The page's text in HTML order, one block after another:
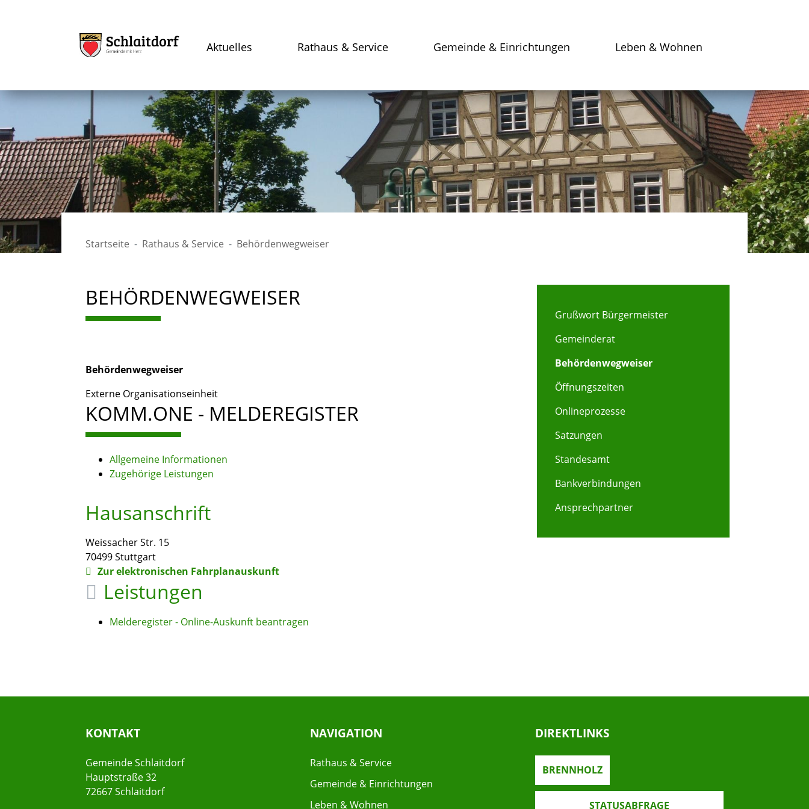
Aktuelles Rathaus & Service Gemeinde & Einrichtungen Leben & Wohnen
Startseite Rathaus & Service Behördenwegweiser
BEHÖRDENWEGWEISER
Behördenwegweiser
Externe Organisationseinheit
KOMM.ONE - MELDEREGISTER
Allgemeine Informationen
Zugehörige Leistungen
Hausanschrift
Weissacher Str. 15
70499Stuttgart
Zur elektronischen Fahrplanauskunft
Leistungen
Melderegister - Online-Auskunft beantragen
Grußwort Bürgermeister
Gemeinderat
Behördenwegweiser
Öffnungszeiten
Onlineprozesse
Satzungen
Standesamt
Bankverbindungen
Ansprechpartner
KONTAKT
Gemeinde Schlaitdorf
Hauptstraße 32
72667 Schlaitdorf
NAVIGATION
Rathaus & Service
Gemeinde & Einrichtungen
Leben & Wohnen
DIREKTLINKS
BRENNHOLZ
STATUSABFRAGE